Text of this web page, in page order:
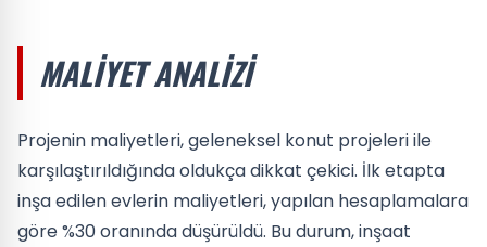
MALIYET ANALIZI
Projenin maliyetleri, geleneksel konut projeleri ile
karşılaştırıldığında oldukça dikkat çekici. İlk etapta
inşa edilen evlerin maliyetleri, yapılan hesaplamalara
göre %30 oranında düşürüldü. Bu durum, inşaat